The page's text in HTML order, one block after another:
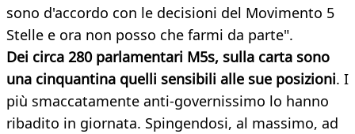
sono d'accordo con le decisioni del Movimento 5
Stelle e ora non posso che farmi da parte".
Dei circa 280 parlamentari M5s, sulla carta sono
una cinquantina quelli sensibili alle sue posizioni. I
più smaccatamente anti-governissimo lo hanno
ribadito in giornata. Spingendosi, al massimo, ad